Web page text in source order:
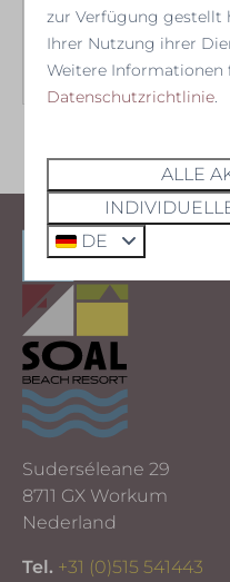
MEHR
Suderséleane 29
8711 GX Workum
Nederland
Tel. +31 (0)515 541443
zur Verfügung gestellt
Ihrer Nutzung ihrer
Weitere Informationen
Datenschutzrichtlinie
ALLE
DE